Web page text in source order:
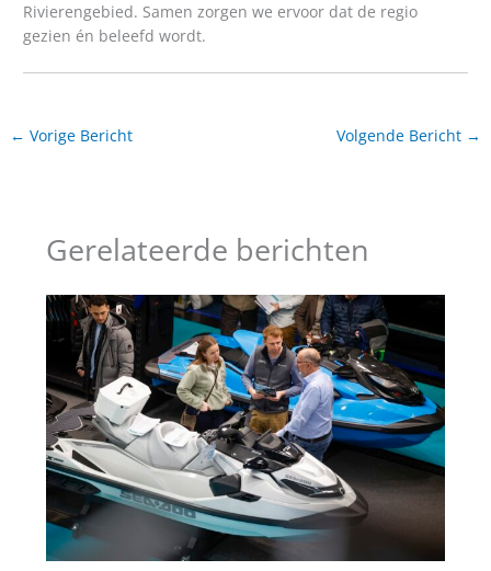
Rivierengebied. Samen zorgen we ervoor dat de regio
gezien én beleefd wordt.
← Vorige Bericht Volgende Bericht →
Gerelateerde berichten